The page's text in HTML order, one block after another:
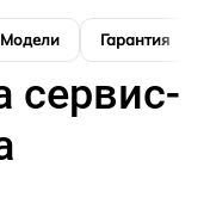
Модели Гарантия
сервис-